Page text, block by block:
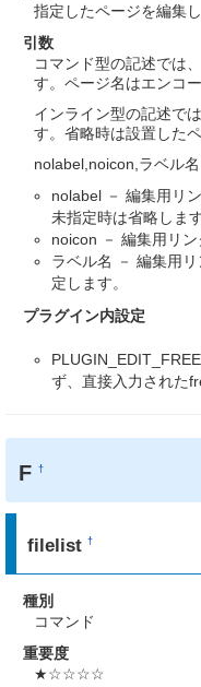
指定したページを編集し
引数
コマンド型の記述では
す。ページ名はエンコ
インライン型の記述で
す。省略時は設置したペ
nolabel,noicon,ラベル
nolabel － 編集用リ
未指定時は省略します
noicon － 編集用リン
ラベル名 － 編集用
定します。
プラグイン内設定
ず、直接入力された
F†
filelist†
種別
コマンド
重要度
★☆☆☆☆